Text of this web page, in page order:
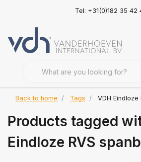
Tel: +31(0)182 35 42
Back to home Tags VDH Eindloze
Products tagged
Eindloze RVS